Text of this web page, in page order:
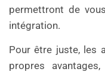
permettront de
intégration.
Pour être juste, les
propres